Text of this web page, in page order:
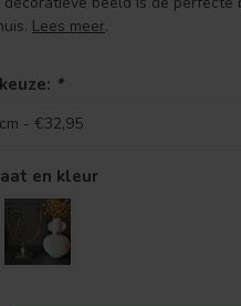
Lees meer.
*
en kleur